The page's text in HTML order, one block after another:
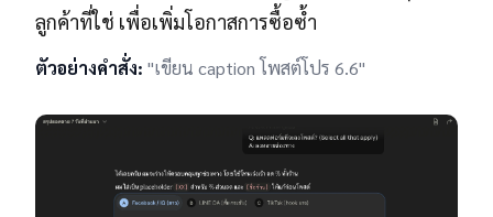
ลูกค้าที่ใช่ เพื่อเพิ่มโอกาสการซื้อซ้ำ
ตัวอย่างคำสั่ง: "เขียน caption โพสต์โปร 6.6"